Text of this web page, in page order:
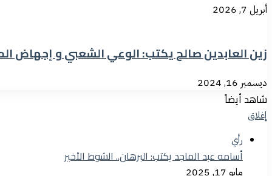
أبريل 7, 2026
زين العابدين صالح يكتب: الوعي الشعبي و إجهاض
ديسمبر 16, 2024
شاهد أيضاً
إغلاق
رأي
أسامه عبد الماجد يكتب: البرهان.. الشوط الأخير
مايو 17, 2025